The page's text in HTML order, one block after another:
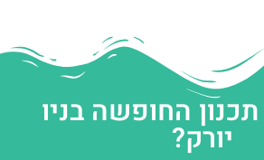
החופשה בניו
יורק?